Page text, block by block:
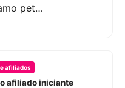
pet…
afiliados
afiliado iniciante